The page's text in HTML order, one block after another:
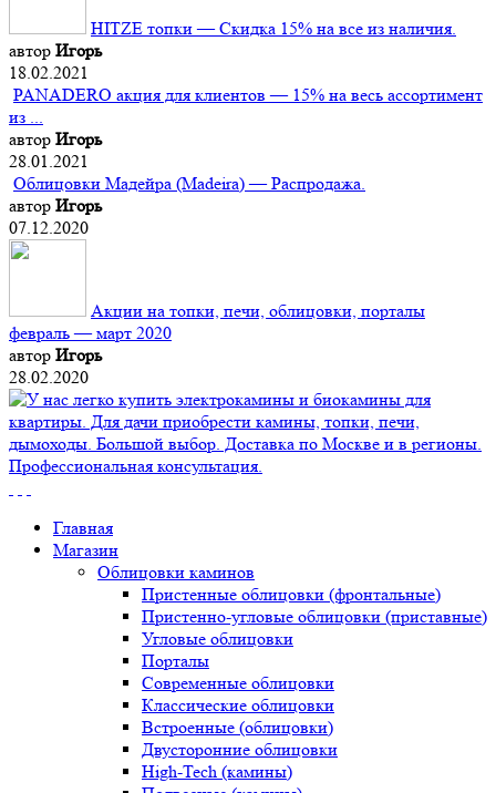
HITZE топки — Скидка 15% на все из наличия.
автор Игорь
18.02.2021
PANADERO акция для клиентов — 15% на весь ассортимент
из ...
автор Игорь
28.01.2021
Облицовки Мадейра (Мadeira) — Распродажа.
автор Игорь
07.12.2020
Акции на топки, печи, облицовки, порталы
февраль — март 2020
автор Игорь
28.02.2020
Главная
Магазин
Облицовки каминов
Пристенные облицовки (фронтальные)
Пристенно-угловые облицовки (приставные)
Угловые облицовки
Порталы
Современные облицовки
Классические облицовки
Встроенные (облицовки)
Двусторонние облицовки
High-Tech (камины)